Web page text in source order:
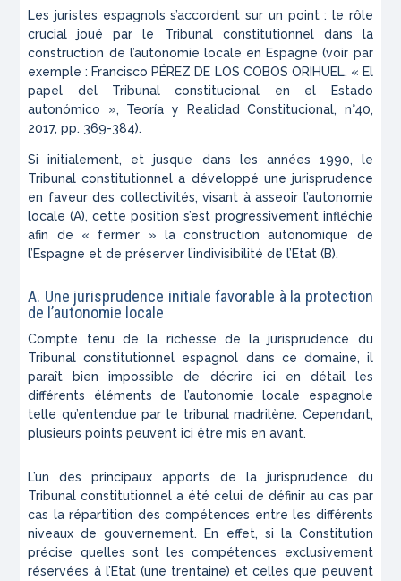
Les juristes espagnols s’accordent sur un point : le rôle
crucial joué par le Tribunal constitutionnel dans la
construction de l’autonomie locale en Espagne (voir par
exemple : Francisco PÉREZ DE LOS COBOS ORIHUEL, « El
papel del Tribunal constitucional en el Estado
autonómico », Teoría y Realidad Constitucional, n°40,
2017, pp. 369-384).
Si initialement, et jusque dans les années 1990, le
Tribunal constitutionnel a développé une jurisprudence
en faveur des collectivités, visant à asseoir l’autonomie
locale (A), cette position s’est progressivement infléchie
afin de « fermer » la construction autonomique de
l’Espagne et de préserver l’indivisibilité de l’Etat (B).
A. Une jurisprudence initiale favorable à la protection
de l’autonomie locale
Compte tenu de la richesse de la jurisprudence du
Tribunal constitutionnel espagnol dans ce domaine, il
paraît bien impossible de décrire ici en détail les
différents éléments de l’autonomie locale espagnole
telle qu’entendue par le tribunal madrilène. Cependant,
plusieurs points peuvent ici être mis en avant.
L’un des principaux apports de la jurisprudence du
Tribunal constitutionnel a été celui de définir au cas par
cas la répartition des compétences entre les différents
niveaux de gouvernement. En effet, si la Constitution
précise quelles sont les compétences exclusivement
réservées à l’Etat (une trentaine) et celles que peuvent